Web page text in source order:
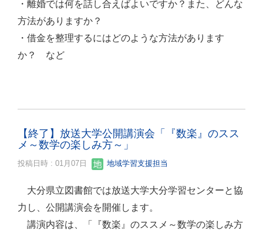
・離婚では何を話し合えばよいですか？また、どんな
方法がありますか？
・借金を整理するにはどのような方法があります
か？ など
【終了】放送大学公開講演会「『数楽』のスス
メ～数学の楽しみ方～」
投稿日時 : 01月07日 地域学習支援担当
大分県立図書館では放送大学大分学習センターと協
力し、公開講演会を開催します。
講演内容は、「『数楽』のススメ～数学の楽しみ方